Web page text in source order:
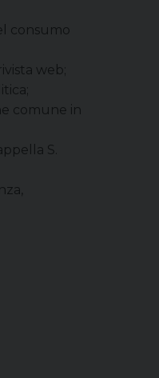
consumo
web;
comune in
S.